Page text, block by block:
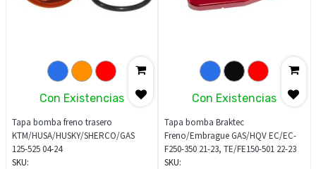
Con Existencias
Tapa bomba freno trasero
KTM/HUSA/HUSKY/SHERCO/GAS
125-525 04-24
SKU:
Con Existencias
Tapa bomba Braktec
Freno/Embrague GAS/HQV EC/EC-
F250-350 21-23, TE/FE150-501 22-23
SKU: